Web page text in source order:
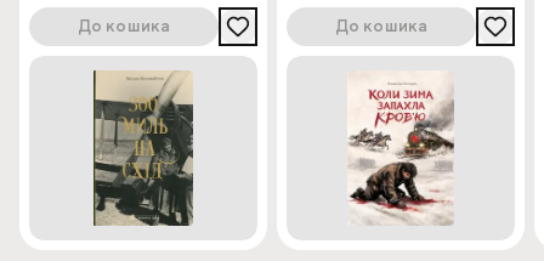
До кошика До кошика